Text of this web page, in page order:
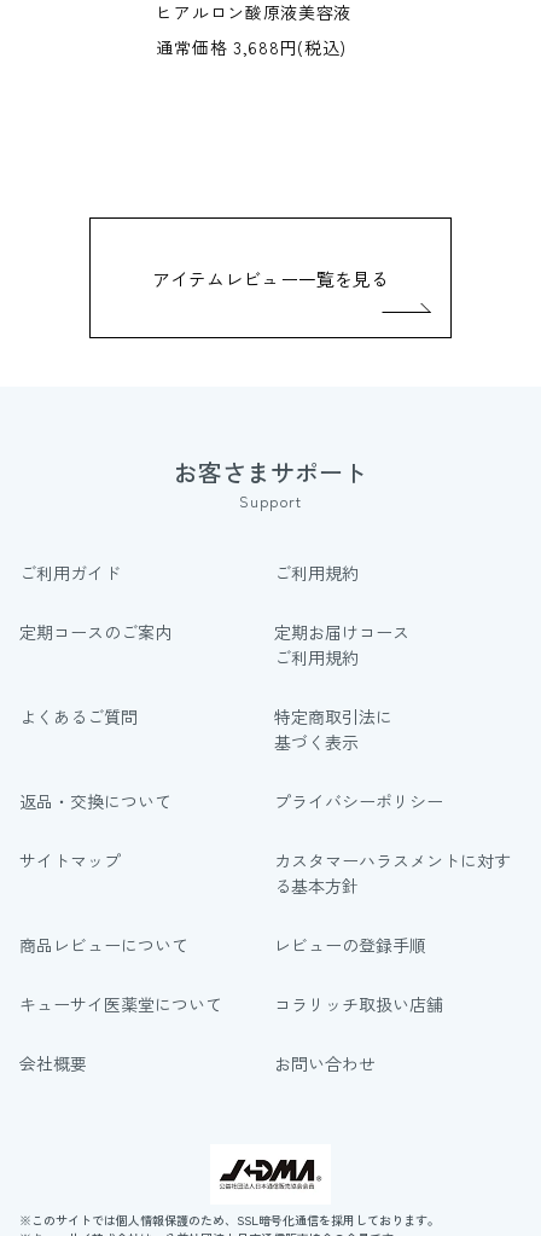
ヒアルロン酸原液美容液
通常価格 3,688円(税込)
アイテムレビュー一覧を見る
お客さまサポート
Support
ご利用ガイド ご利用規約
定期コースのご案内
定期お届けコース
ご利用規約
よくあるご質問
特定商取引法に
基づく表示
返品・交換について プライバシーポリシー
サイトマップ
カスタマーハラスメントに対す
る基本方針
商品レビューについて レビューの登録手順
キューサイ医薬堂について コラリッチ取扱い店舗
会社概要 お問い合わせ
※このサイトでは個人情報保護のため、SSL暗号化通信を採用しております。